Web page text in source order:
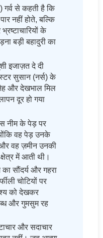
गर्व से कहती है कि
नहीं होते, बल्कि
के
बड़ी बहादुरी का
इजाज़त दे दी
सुसान (नर्स) के
और देखभाल मिल
दूर हो गया
नीम के पेड़ पर
वह पेड़ उनके
और वह ज़मीन उनकी
में आती थी।
सौंदर्य और गहरा
चोटियों पर
को देखकर
और गुमसुम रह
और सदाचार